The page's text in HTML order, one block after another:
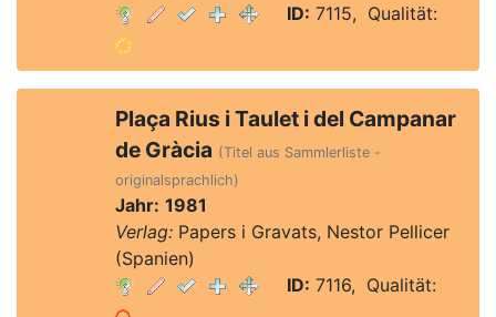
ID: 7115, Qualität:
Plaça Rius i Taulet i del Campanar
de Gràcia (Titel aus Sammlerliste -
originalsprachlich)
Jahr: 1981
Verlag:Papers i Gravats, Nestor Pellicer
(Spanien)
ID: 7116, Qualität: